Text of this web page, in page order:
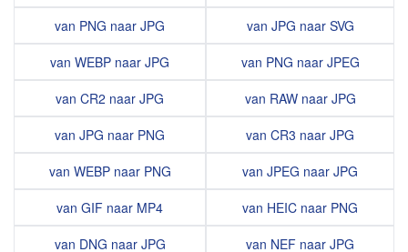
van PNG naar JPG
van WEBP naar JPG
van CR2 naar JPG
van JPG naar PNG
van WEBP naar PNG
van GIF naar MP4
van DNG naar JPG
van JPG naar SVG
van PNG naar JPEG
van RAW naar JPG
van CR3 naar JPG
van JPEG naar JPG
van HEIC naar PNG
van NEF naar JPG